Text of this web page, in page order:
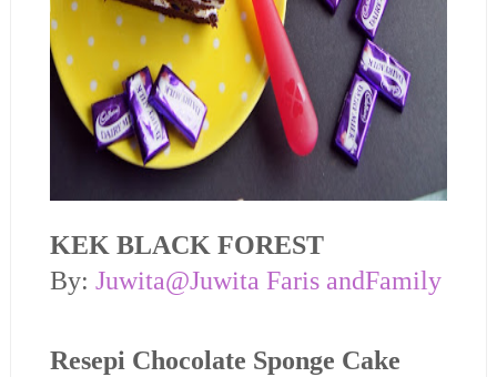
KEK BLACK FOREST
By: Juwita@Juwita Faris andFamily
Resepi Chocolate Sponge Cake